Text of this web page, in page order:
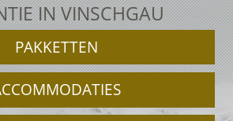
IN VINSCHGAU
PAKKETTEN